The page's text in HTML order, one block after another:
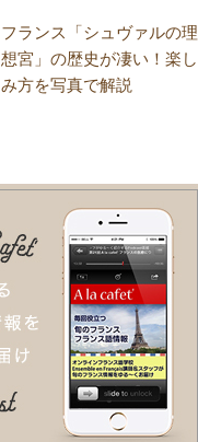
フランス「シュヴァルの理
想宮」の歴史が凄い！楽し
み方を写真で解説